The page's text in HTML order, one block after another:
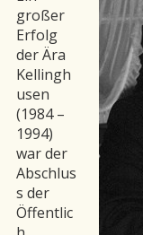
großer
Erfolg
der Ära
Kellingh
usen
(1984 –
1994)
war der
Abschlus
s der
Öffentlic